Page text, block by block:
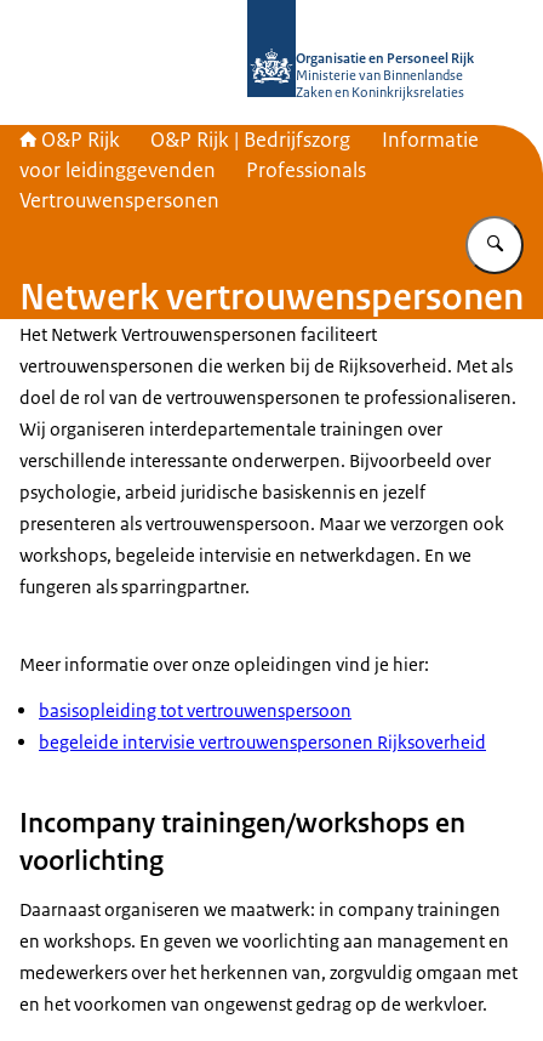
Organisatie en Personeel Rijk
Ministerie van Binnenlandse
Zaken en Koninkrijksrelaties
O&P Rijk O&P Rijk | Bedrijfszorg
Informatie
voor leidinggevenden
Professionals
Vertrouwenspersonen
Netwerk vertrouwenspersonen
Het Netwerk Vertrouwenspersonen faciliteert
vertrouwenspersonen die werken bij de Rijksoverheid. Met als
doel de rol van de vertrouwenspersonen te professionaliseren.
Wij organiseren interdepartementale trainingen over
verschillende interessante onderwerpen. Bijvoorbeeld over
psychologie, arbeid juridische basiskennis en jezelf
presenteren als vertrouwenspersoon. Maar we verzorgen ook
workshops, begeleide intervisie en netwerkdagen. En we
fungeren als sparringpartner.
Meer informatie over onze opleidingen vind je hier:
basisopleiding tot vertrouwenspersoon
begeleide intervisie vertrouwenspersonen Rijksoverheid
Incompany trainingen/workshops en
voorlichting
Daarnaast organiseren we maatwerk: in company trainingen
en workshops. En geven we voorlichting aan management en
medewerkers over het herkennen van, zorgvuldig omgaan met
en het voorkomen van ongewenst gedrag op de werkvloer.